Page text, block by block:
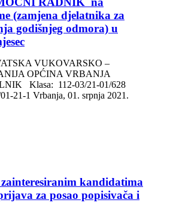
(zamjena djelatnika za
godišnjeg odmora) u
VUKOVARSKO –
OPĆINA VRBANJA
Klasa: 112-03/21-01/628
21-1 Vrbanja, 01. srpnja 2021.
kandidatima
za posao popisivača i